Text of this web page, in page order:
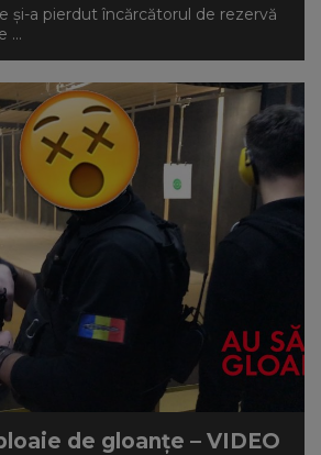
și-a pierdut încărcătorul de rezervă
...
de gloanțe – VIDEO